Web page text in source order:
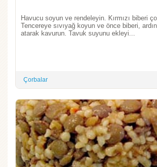
Havucu soyun ve rendeleyin. Kırmızı biberi
Tencereye sıvıyağ koyun ve önce biberi,
atarak kavurun. Tavuk suyunu ekleyi...
Çorbalar